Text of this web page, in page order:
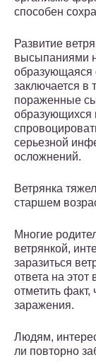
способен
Развитие
высыпаниями
образующаяся
заключается в
пораженные
образующихся
серьезной
осложнений.
Ветрянка
старшем
Многие
ветрянкой,
заразиться
ответа на этот
отметить факт,
заражения.
Людям,
ли повторно